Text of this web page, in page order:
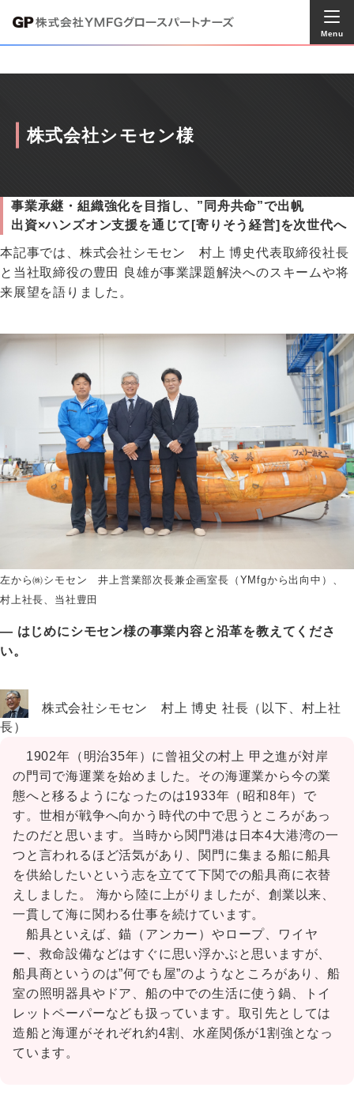
Menu
株式会社シモセン様
事業承継・組織強化を目指し、”同舟共命”で出帆
出資×ハンズオン支援を通じて[寄りそう経営]を次世代へ
本記事では、株式会社シモセン 村上 博史代表取締役社長
と当社取締役の豊田 良雄が事業課題解決へのスキームや将
来展望を語りました。
左から㈱シモセン 井上営業部次長兼企画室長（YMfgから出向中）、
村上社長、当社豊田
― はじめにシモセン様の事業内容と沿革を教えてくださ
い。
株式会社シモセン 村上 博史 社長（以下、村上社
長）
1902年（明治35年）に曾祖父の村上 甲之進が対岸
の門司で海運業を始めました。その海運業から今の業
態へと移るようになったのは1933年（昭和8年）で
す。世相が戦争へ向かう時代の中で思うところがあっ
たのだと思います。当時から関門港は日本4大港湾の一
つと言われるほど活気があり、関門に集まる船に船具
を供給したいという志を立てて下関での船具商に衣替
えしました。 海から陸に上がりましたが、創業以来、
一貫して海に関わる仕事を続けています。
船具といえば、錨（アンカー）やロープ、ワイヤ
ー、救命設備などはすぐに思い浮かぶと思いますが、
船具商というのは”何でも屋”のようなところがあり、船
室の照明器具やドア、船の中での生活に使う鍋、トイ
レットペーパーなども扱っています。取引先としては
造船と海運がそれぞれ約4割、水産関係が1割強となっ
ています。